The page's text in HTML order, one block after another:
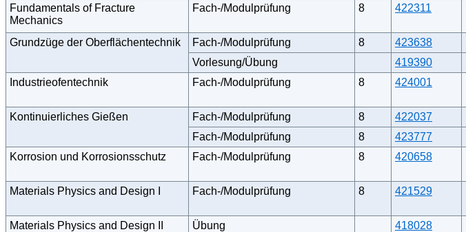
Fundamentals of Fracture
Mechanics
Fach-/Modulprüfung 8 422311
Grundzüge der Oberflächentechnik Fach-/Modulprüfung 8
423638
Vorlesung/Übung
419390
Industrieofentechnik
Fach-/Modulprüfung 8 424001
Kontinuierliches Gießen Fach-/Modulprüfung 8
422037
Fach-/Modulprüfung
8
423777
Korrosion und Korrosionsschutz
Fach-/Modulprüfung 8 420658
Materials Physics and Design I Fach-/Modulprüfung 8 421529
Materials Physics and Design II Übung 418028